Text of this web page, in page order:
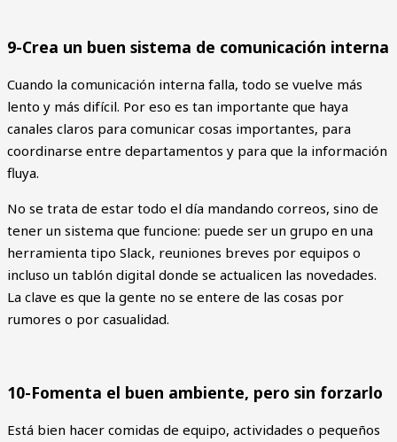
9-Crea un buen sistema de comunicación interna
Cuando la comunicación interna falla, todo se vuelve más
lento y más difícil. Por eso es tan importante que haya
canales claros para comunicar cosas importantes, para
coordinarse entre departamentos y para que la información
fluya.
No se trata de estar todo el día mandando correos, sino de
tener un sistema que funcione: puede ser un grupo en una
herramienta tipo Slack, reuniones breves por equipos o
incluso un tablón digital donde se actualicen las novedades.
La clave es que la gente no se entere de las cosas por
rumores o por casualidad.
10-Fomenta el buen ambiente, pero sin forzarlo
Está bien hacer comidas de equipo, actividades o pequeños